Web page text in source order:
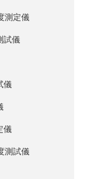
測定儀
試儀
儀
儀
測試儀